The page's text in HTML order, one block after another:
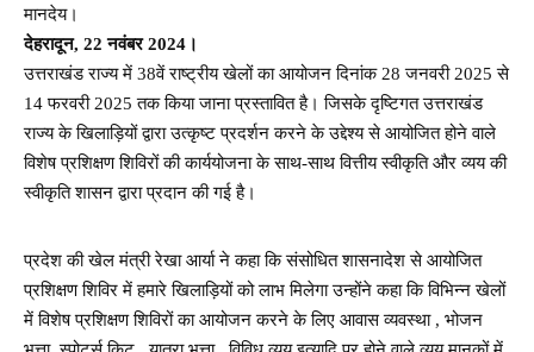
मानदेय।
देहरादून, 22 नवंबर 2024।
उत्तराखंड राज्य में 38वें राष्ट्रीय खेलों का आयोजन दिनांक 28 जनवरी 2025 से
14 फरवरी 2025 तक किया जाना प्रस्तावित है। जिसके दृष्टिगत उत्तराखंड
राज्य के खिलाड़ियों द्वारा उत्कृष्ट प्रदर्शन करने के उद्देश्य से आयोजित होने वाले
विशेष प्रशिक्षण शिविरों की कार्ययोजना के साथ-साथ वित्तीय स्वीकृति और व्यय की
स्वीकृति शासन द्वारा प्रदान की गई है।
प्रदेश की खेल मंत्री रेखा आर्या ने कहा कि संसोधित शासनादेश से आयोजित
प्रशिक्षण शिविर में हमारे खिलाड़ियों को लाभ मिलेगा उन्होंने कहा कि विभिन्न खेलों
में विशेष प्रशिक्षण शिविरों का आयोजन करने के लिए आवास व्यवस्था , भोजन